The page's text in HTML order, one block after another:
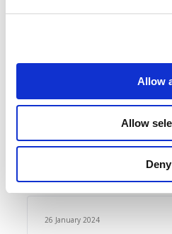
Allow
Allow
Deny
Practical Guide for the
at work, psychological
FR
26 January 2024